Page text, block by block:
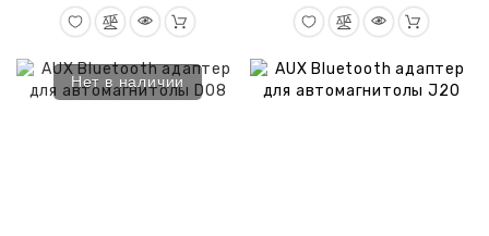
Нет в наличии